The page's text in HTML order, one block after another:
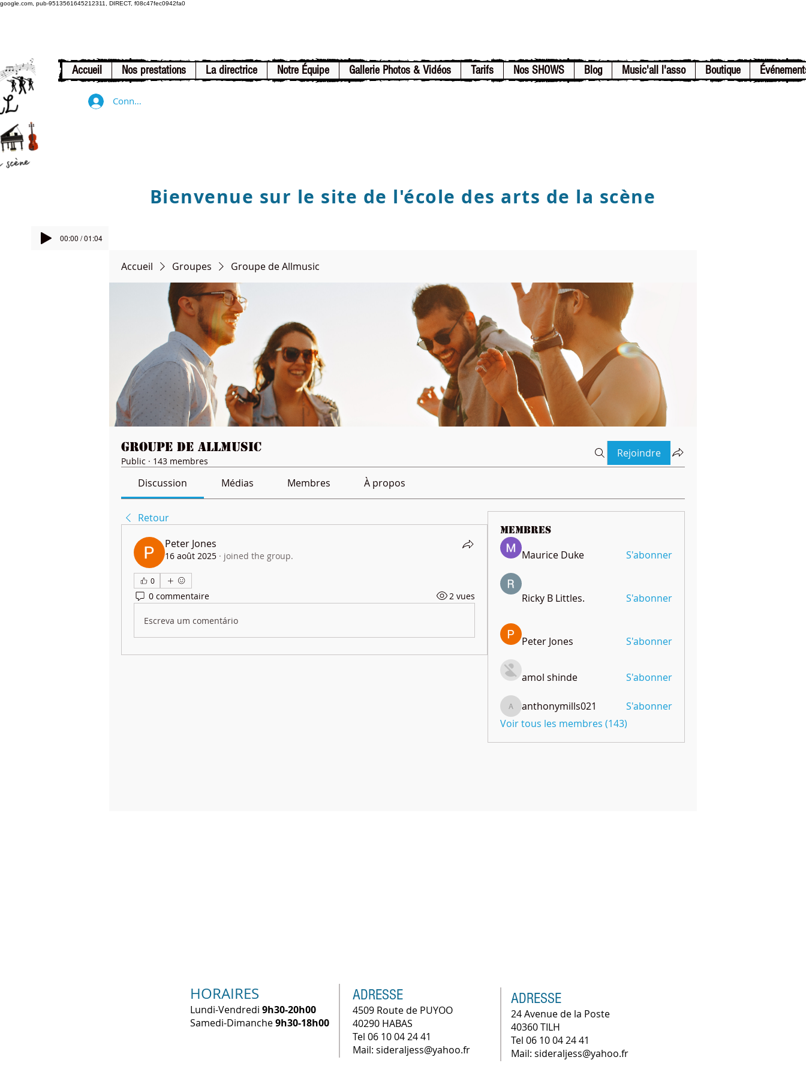
google.com, pub-9513561645212311, DIRECT, f08c47fec0942fa0
Accueil Nos prestations La directrice Notre Équipe Gallerie Photos & Vidéos Tarifs Nos SHOWS Blog Music'all l'asso Boutique
Connexion
Bienvenue sur le site de l'école des arts de la scène
00:00 / 01:04
Accueil Groupes Groupe de Allmusic
Groupe de Allmusic
Public · 143 membres
Rejoindre
Discussion Médias Membres À propos
Retour
Peter Jones
16 août 2025 · joined the group.
0
0 commentaire 2 vues
Escreva um comentário
membres
Maurice Duke S'abonner
Ricky B Littles. S'abonner
Peter Jones S'abonner
amol shinde S'abonner
anthonymills021
anthonymills021
S'abonner
Voir tous les membres (143)
HORAIRES
Lundi-Vendredi 9h30-20h00
​Samedi-Dimanche9h30-18h00
ADRESSE
4509 Route de PUYOO
40290 HABAS
Tel 06 10 04 24 41
Mail: sideraljess@yahoo.fr
ADRESSE
24 Avenue de la Poste
40360 TILH
Tel 06 10 04 24 41
Mail: sideraljess@yahoo.fr